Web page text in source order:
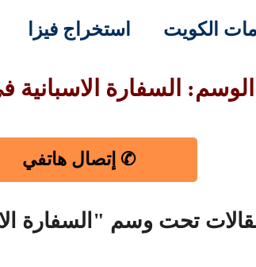
الكويت استخراج فيزا
الوسم: السفارة الاسبانية
✆ إتصال هاتفي
تحت وسم "السفارة